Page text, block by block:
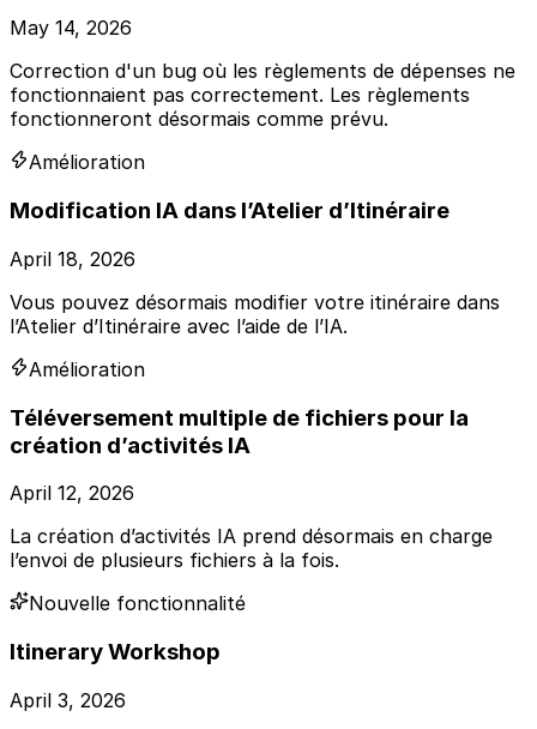
May 14, 2026
Correction d'un bug où les règlements de dépenses ne
fonctionnaient pas correctement. Les règlements
fonctionneront désormais comme prévu.
Amélioration
Modification IA dans l’Atelier d’Itinéraire
April 18, 2026
Vous pouvez désormais modifier votre itinéraire dans
l’Atelier d’Itinéraire avec l’aide de l’IA.
Amélioration
Téléversement multiple de fichiers pour la
création d’activités IA
April 12, 2026
La création d’activités IA prend désormais en charge
l’envoi de plusieurs fichiers à la fois.
Nouvelle fonctionnalité
Itinerary Workshop
April 3, 2026